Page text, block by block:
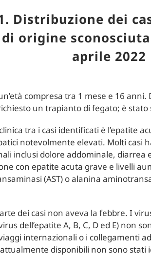
Distribuzione dei
origine
aprile 2022
compresa tra 1 mese e 16 anni.
un trapianto di fegato; è
tra i casi identificati è l’epatite
notevolmente elevati. Molti casi
inclusi dolore addominale, diarrea
con epatite acuta grave e livelli
(AST) o alanina
dei casi non aveva la febbre. I
dell’epatite A, B, C, D ed E) non
internazionali o i collegamenti
disponibili non sono stati